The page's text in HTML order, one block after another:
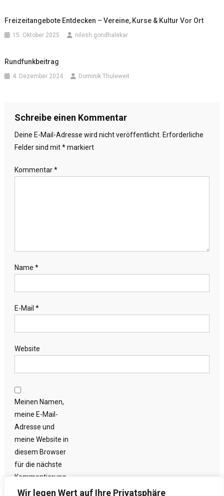
Wir legen Wert auf Ihre Privatsphäre
Freizeitangebote Entdecken – Vereine, Kurse & Kultur Vor Ort
15. Oktober 2025 nilesh.gondhalekar
Rundfunkbeitrag
4. Dezember 2024 Dominik Thuleweit
Schreibe einen Kommentar
Deine E-Mail-Adresse wird nicht veröffentlicht. Erforderliche
Felder sind mit*markiert
Kommentar*
Name *
E-Mail *
Website
Meinen Namen,
meine E-Mail-
Adresse und
meine Website in
diesem Browser
für die nächste
Kommentierung
speichern.